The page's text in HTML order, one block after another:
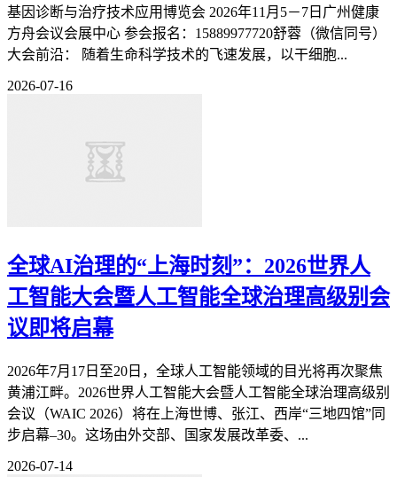
基因诊断与治疗技术应用博览会 2026年11月5－7日广州健康
方舟会议会展中心 参会报名：15889977720舒蓉（微信同号）
大会前沿： 随着生命科学技术的飞速发展，以干细胞...
2026-07-16
全球AI治理的“上海时刻”：2026世界人
工智能大会暨人工智能全球治理高级别会
议即将启幕
2026年7月17日至20日，全球人工智能领域的目光将再次聚焦
黄浦江畔。2026世界人工智能大会暨人工智能全球治理高级别
会议（WAIC 2026）将在上海世博、张江、西岸“三地四馆”同
步启幕–30。这场由外交部、国家发展改革委、...
2026-07-14